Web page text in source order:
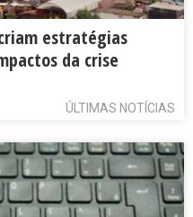
estratégias
da crise
ÚLTIMAS NOTÍCIAS